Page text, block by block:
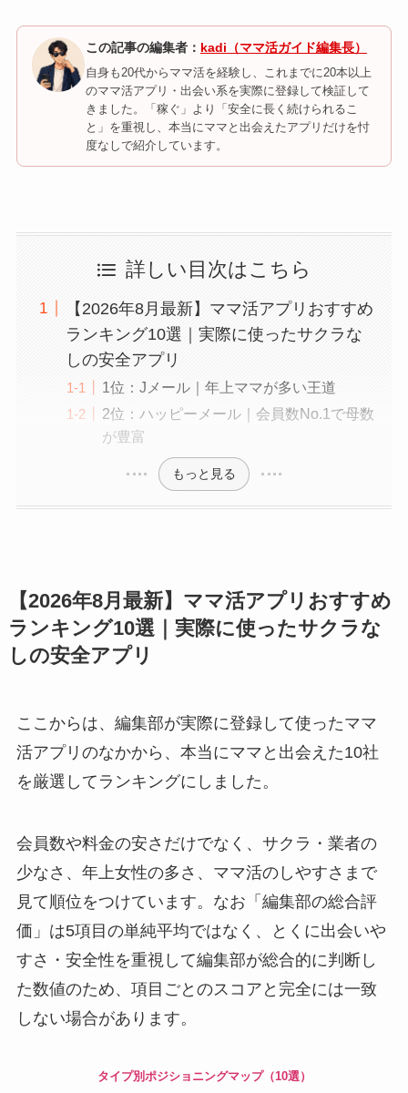
この記事の編集者： kadi（ママ活ガイド編集長）
自身も20代からママ活を経験し、これまでに20本以上
のママ活アプリ・出会い系を実際に登録して検証して
きました。「稼ぐ」より「安全に長く続けられるこ
と」を重視し、本当にママと出会えたアプリだけを忖
度なしで紹介しています。
詳しい目次はこちら
【2026年8月最新】ママ活アプリおすすめ
ランキング10選｜実際に使ったサクラな
しの安全アプリ
1位：Jメール｜年上ママが多い王道
2位：ハッピーメール｜会員数No.1で母数
が豊富
もっと見る
【2026年8月最新】ママ活アプリおすすめ
ランキング10選｜実際に使ったサクラな
しの安全アプリ
ここからは、編集部が実際に登録して使ったママ
活アプリのなかから、本当にママと出会えた10社
を厳選してランキングにしました。
会員数や料金の安さだけでなく、サクラ・業者の
少なさ、年上女性の多さ、ママ活のしやすさまで
見て順位をつけています。なお「編集部の総合評
価」は5項目の単純平均ではなく、とくに出会いや
すさ・安全性を重視して編集部が総合的に判断し
た数値のため、項目ごとのスコアと完全には一致
しない場合があります。
タイプ別ポジショニングマップ（10選）
気軽・食事中心 ▼